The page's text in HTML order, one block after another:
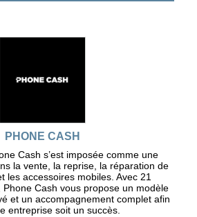
PHONE CASH
Cash s’est imposée comme une
la vente, la reprise, la réparation de
les accessoires mobiles. Avec 21
Phone Cash vous propose un modèle
et un accompagnement complet afin
entreprise soit un succès.